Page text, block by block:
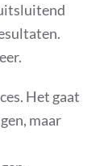
Het gaat
maar